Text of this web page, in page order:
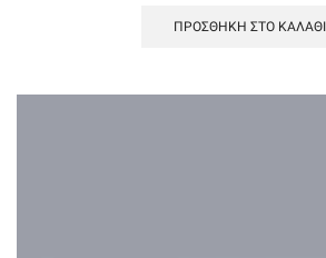
ΠΡΟΣΘΉΚΗ ΣΤΟ ΚΑΛΆΘΙ